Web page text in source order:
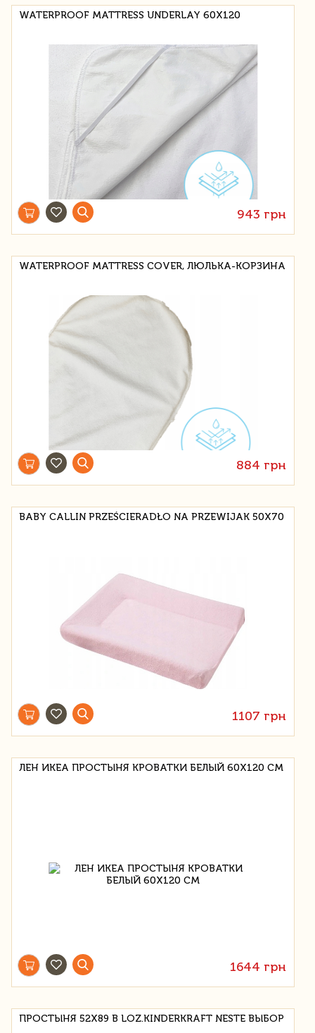
WATERPROOF MATTRESS UNDERLAY 60X120
943 грн
WATERPROOF MATTRESS COVER, ЛЮЛЬКА-КОРЗИНА
884 грн
BABY CALLIN PRZEŚCIERADŁO NA PRZEWIJAK 50X70
1107 грн
ЛЕН ИКЕА ПРОСТЫНЯ КРОВАТКИ БЕЛЫЙ 60X120 СМ
1644 грн
ПРОСТЫНЯ 52X89 В LOZ.KINDERKRAFT NESTE ВЫБОР